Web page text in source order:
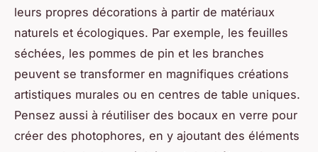
leurs propres décorations à partir de matériaux
naturels et écologiques. Par exemple, les feuilles
séchées, les pommes de pin et les branches
peuvent se transformer en magnifiques créations
artistiques murales ou en centres de table uniques.
Pensez aussi à réutiliser des bocaux en verre pour
créer des photophores, en y ajoutant des éléments